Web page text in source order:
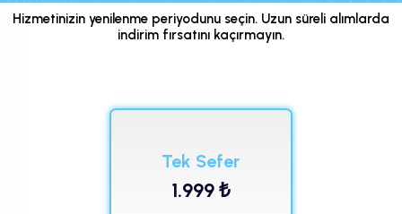
Hizmetinizin yenilenme periyodunu seçin. Uzun süreli alımlarda
indirim fırsatını kaçırmayın.
Tek Sefer
1.999 ₺